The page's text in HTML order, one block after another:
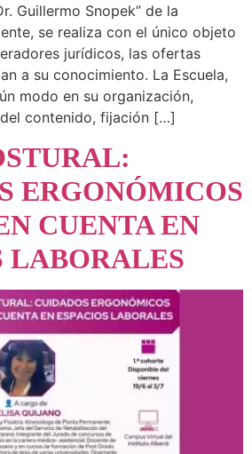
Guillermo Snopek” de la
se realiza con el único objeto
jurídicos, las ofertas
a su conocimiento. La Escuela,
modo en su organización,
contenido, fijación […]
ERGONÓMICOS
CUENTA EN
LABORALES